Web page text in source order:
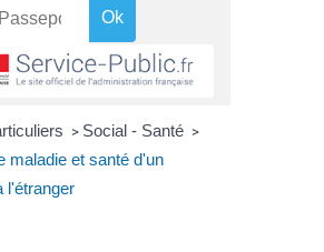
> Social - Santé >
maladie et santé d'un
l'étranger